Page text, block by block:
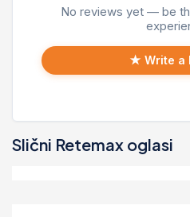
No reviews yet — be
★ Write a
Slični Retemax oglasi